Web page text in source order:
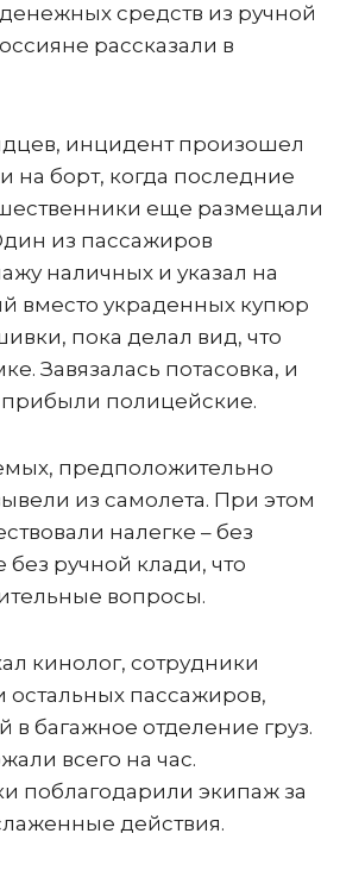
средств из ручной
рассказали в
инцидент произошел
на борт, когда последние
еще размещали
из пассажиров
наличных и указал на
вместо украденных купюр
пока делал вид, что
Завязалась потасовка, и
прибыли полицейские.
предположительно
из самолета. При этом
налегке – без
ручной клади, что
вопросы.
кинолог, сотрудники
пассажиров,
в багажное отделение груз.
всего на час.
поблагодарили экипаж за
действия.